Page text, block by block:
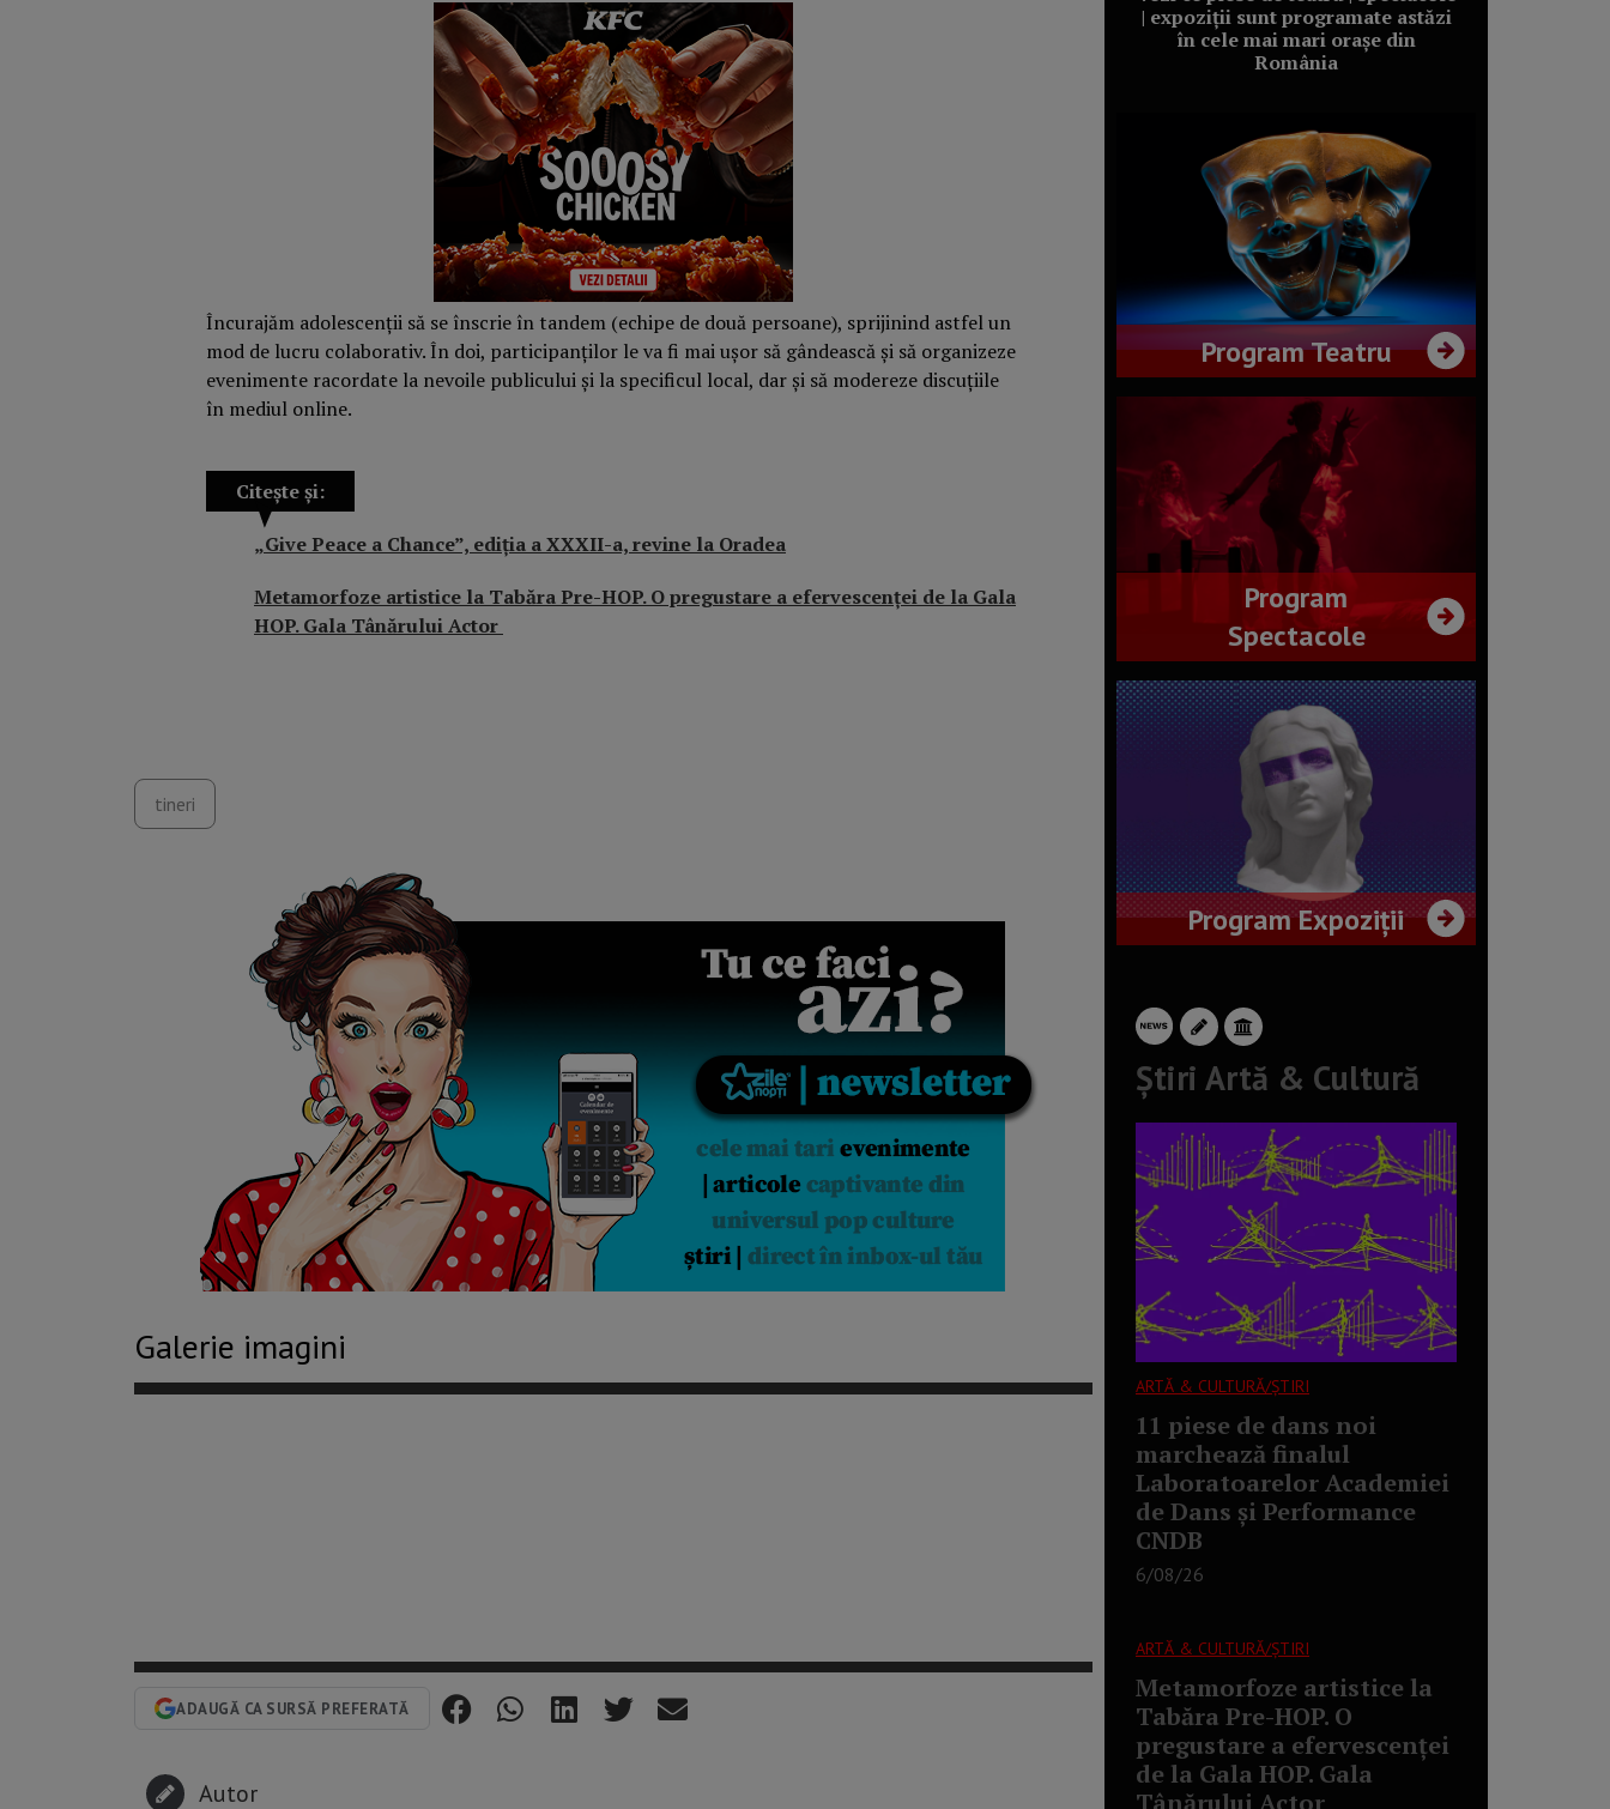
Încurajăm adolescenții să se înscrie în tandem (echipe de două persoane), sprijinind astfel un
mod de lucru colaborativ. În doi, participanților le va fi mai ușor să gândească și să organizeze
evenimente racordate la nevoile publicului și la specificul local, dar și să modereze discuțiile
în mediul online.
Citește și:
„Give Peace a Chance”, ediția a XXXII-a, revine la Oradea
Metamorfoze artistice la Tabăra Pre-HOP. O pregustare a efervescenței de la Gala
HOP. Gala Tânărului Actor
tineri
Galerie imagini
ADAUGĂ CA SURSĂ PREFERATĂ
Autor
| expoziții sunt programate astăzi
în cele mai mari orașe din
România
Program Teatru
Program
Spectacole
Program Expoziții
Știri Artă & Cultură
ARTĂ & CULTURĂ/ȘTIRI
11 piese de dans noi
marchează finalul
Laboratoarelor Academiei
de Dans și Performance
CNDB
6/08/26
ARTĂ & CULTURĂ/ȘTIRI
Metamorfoze artistice la
Tabăra Pre-HOP. O
pregustare a efervescenței
de la Gala HOP. Gala
Tânărului Actor